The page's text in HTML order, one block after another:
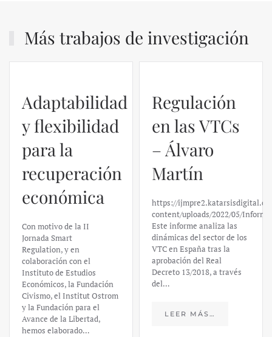
Más trabajos de investigación
Adaptabilidad
y flexibilidad
para la
recuperación
económica
Con motivo de la II
Jornada Smart
Regulation, y en
colaboración con el
Instituto de Estudios
Económicos, la Fundación
Civismo, el Institut Ostrom
y la Fundación para el
Avance de la Libertad,
hemos elaborado…
Regulación
en las VTCs
– Álvaro
Martín
https://
content/uploads/2022/05/
Este informe analiza las
dinámicas del sector de los
VTC en España tras la
aprobación del Real
Decreto 13/2018, a través
del…
LEER MÁS…